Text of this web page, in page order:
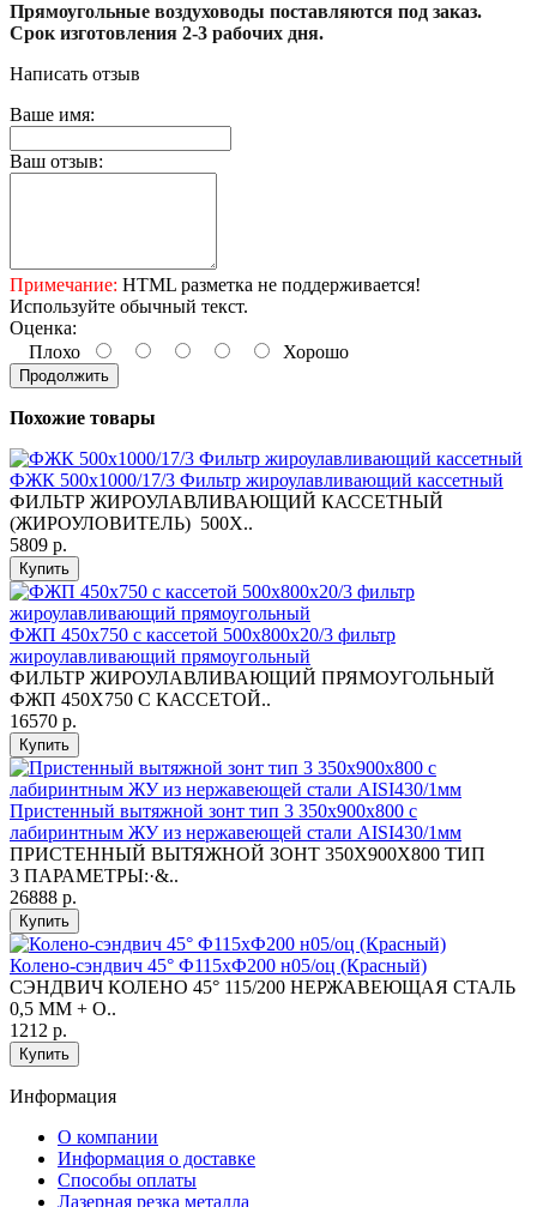
Прямоугольные воздуховоды поставляются под заказ.
Срок изготовления 2-3 рабочих дня.
Написать отзыв
Ваше имя:
Ваш отзыв:
Примечание: HTML разметка не поддерживается!
Используйте обычный текст.
Оценка:
Плохо
Хорошо
Продолжить
Похожие товары
ФЖК 500х1000/17/3 Фильтр жироулавливающий кассетный
ФИЛЬТР ЖИРОУЛАВЛИВАЮЩИЙ КАССЕТНЫЙ
(ЖИРОУЛОВИТЕЛЬ) 500Х..
5809 р.
Купить
ФЖП 450х750 с кассетой 500х800х20/3 фильтр
жироулавливающий прямоугольный
ФИЛЬТР ЖИРОУЛАВЛИВАЮЩИЙ ПРЯМОУГОЛЬНЫЙ
ФЖП 450Х750 С КАССЕТОЙ..
16570 р.
Купить
Пристенный вытяжной зонт тип 3 350х900х800 с
лабиринтным ЖУ из нержавеющей стали AISI430/1мм
ПРИСТЕННЫЙ ВЫТЯЖНОЙ ЗОНТ 350X900X800 ТИП
3 ПАРАМЕТРЫ:·&..
26888 р.
Купить
Колено-сэндвич 45° Ф115хФ200 н05/оц (Красный)
СЭНДВИЧ КОЛЕНО 45° 115/200 НЕРЖАВЕЮЩАЯ СТАЛЬ
0,5 ММ + О..
1212 р.
Купить
Информация
O компании
Информация о доставке
Способы оплаты
Лазерная резка металла